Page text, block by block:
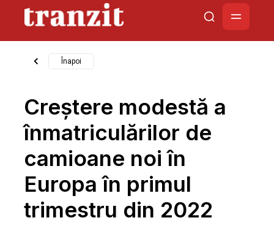
Înapoi
Creștere modestă a
înmatriculărilor de
camioane noi în
Europa în primul
trimestru din 2022